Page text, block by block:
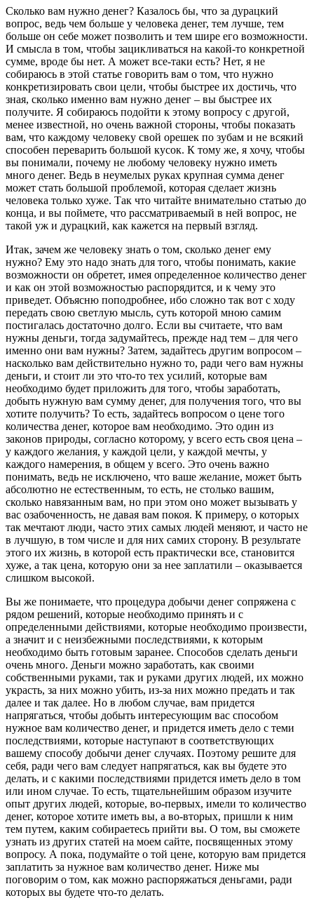
Сколько вам нужно денег? Казалось бы, что за дурацкий
вопрос, ведь чем больше у человека денег, тем лучше, тем
больше он себе может позволить и тем шире его возможности.
И смысла в том, чтобы зацикливаться на какой-то конкретной
сумме, вроде бы нет. А может все-таки есть? Нет, я не
собираюсь в этой статье говорить вам о том, что нужно
конкретизировать свои цели, чтобы быстрее их достичь, что
зная, сколько именно вам нужно денег – вы быстрее их
получите. Я собираюсь подойти к этому вопросу с другой,
менее известной, но очень важной стороны, чтобы показать
вам, что каждому человеку свой орешек по зубам и не всякий
способен переварить большой кусок. К тому же, я хочу, чтобы
вы понимали, почему не любому человеку нужно иметь
много денег. Ведь в неумелых руках крупная сумма денег
может стать большой проблемой, которая сделает жизнь
человека только хуже. Так что читайте внимательно статью до
конца, и вы поймете, что рассматриваемый в ней вопрос, не
такой уж и дурацкий, как кажется на первый взгляд.
Итак, зачем же человеку знать о том, сколько денег ему
нужно? Ему это надо знать для того, чтобы понимать, какие
возможности он обретет, имея определенное количество денег
и как он этой возможностью распорядится, и к чему это
приведет. Объясню поподробнее, ибо сложно так вот с ходу
передать свою светлую мысль, суть которой мною самим
постигалась достаточно долго. Если вы считаете, что вам
нужны деньги, тогда задумайтесь, прежде над тем – для чего
именно они вам нужны? Затем, задайтесь другим вопросом –
насколько вам действительно нужно то, ради чего вам нужны
деньги, и стоит ли это что-то тех усилий, которые вам
необходимо будет приложить для того, чтобы заработать,
добыть нужную вам сумму денег, для получения того, что вы
хотите получить? То есть, задайтесь вопросом о цене того
количества денег, которое вам необходимо. Это один из
законов природы, согласно которому, у всего есть своя цена –
у каждого желания, у каждой цели, у каждой мечты, у
каждого намерения, в общем у всего. Это очень важно
понимать, ведь не исключено, что ваше желание, может быть
абсолютно не естественным, то есть, не столько вашим,
сколько навязанным вам, но при этом оно может вызывать у
вас озабоченность, не давая вам покоя. К примеру, о которых
так мечтают люди, часто этих самых людей меняют, и часто не
в лучшую, в том числе и для них самих сторону. В результате
этого их жизнь, в которой есть практически все, становится
хуже, а так цена, которую они за нее заплатили – оказывается
слишком высокой.
Вы же понимаете, что процедура добычи денег сопряжена с
рядом решений, которые необходимо принять и с
определенными действиями, которые необходимо произвести,
а значит и с неизбежными последствиями, к которым
необходимо быть готовым заранее. Способов сделать деньги
очень много. Деньги можно заработать, как своими
собственными руками, так и руками других людей, их можно
украсть, за них можно убить, из-за них можно предать и так
далее и так далее. Но в любом случае, вам придется
напрягаться, чтобы добыть интересующим вас способом
нужное вам количество денег, и придется иметь дело с теми
последствиями, которые наступают в соответствующих
вашему способу добычи денег случаях. Поэтому решите для
себя, ради чего вам следует напрягаться, как вы будете это
делать, и с какими последствиями придется иметь дело в том
или ином случае. То есть, тщательнейшим образом изучите
опыт других людей, которые, во-первых, имели то количество
денег, которое хотите иметь вы, а во-вторых, пришли к ним
тем путем, каким собираетесь прийти вы. О том, вы сможете
узнать из других статей на моем сайте, посвященных этому
вопросу. А пока, подумайте о той цене, которую вам придется
заплатить за нужное вам количество денег. Ниже мы
поговорим о том, как можно распоряжаться деньгами, ради
которых вы будете что-то делать.